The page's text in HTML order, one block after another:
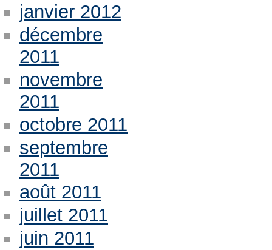
janvier 2012
décembre
2011
novembre
2011
octobre 2011
septembre
2011
août 2011
juillet 2011
juin 2011